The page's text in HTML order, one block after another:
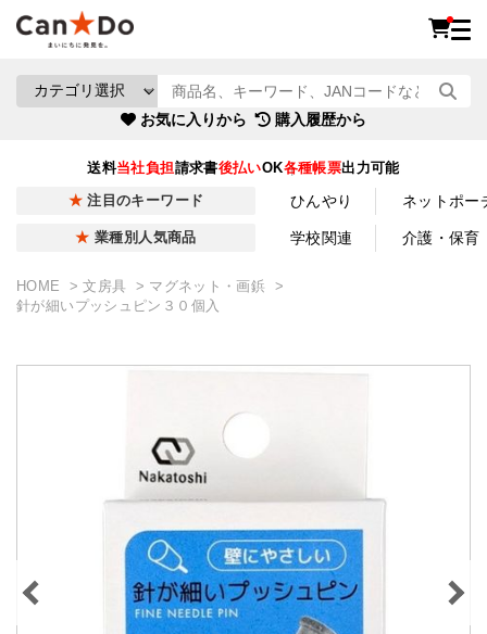
お気に入りから 購入履歴から
送料当社負担請求書後払いOK各種帳票出力可能
注目のキーワード ひんやり ネットポー
業種別人気商品 学校関連 介護・保育
HOME 文房具
マグネット・画鋲
針が細いプッシュピン３０個入